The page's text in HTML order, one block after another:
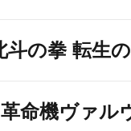
斗の拳 転生
命機ヴァル